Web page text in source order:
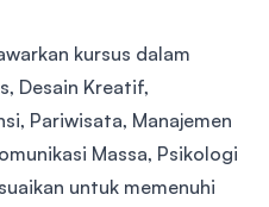
kursus dalam
Desain Kreatif,
Pariwisata, Manajemen
Massa, Psikologi
untuk memenuhi